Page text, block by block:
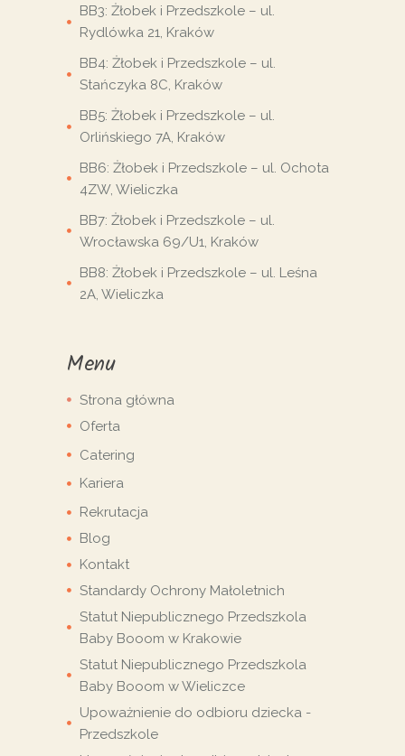
BB3: Żłobek i Przedszkole – ul.
Rydlówka 21, Kraków
BB4: Żłobek i Przedszkole – ul.
Stańczyka 8C, Kraków
BB5: Żłobek i Przedszkole – ul.
Orlińskiego 7A, Kraków
BB6: Żłobek i Przedszkole – ul. Ochota
4ZW, Wieliczka
BB7: Żłobek i Przedszkole – ul.
Wrocławska 69/U1, Kraków
BB8: Żłobek i Przedszkole – ul. Leśna
2A, Wieliczka
Menu
Strona główna
Oferta
Catering
Kariera
Rekrutacja
Blog
Kontakt
Standardy Ochrony Małoletnich
Statut Niepublicznego Przedszkola
Baby Booom w Krakowie
Statut Niepublicznego Przedszkola
Baby Booom w Wieliczce
Upoważnienie do odbioru dziecka -
Przedszkole